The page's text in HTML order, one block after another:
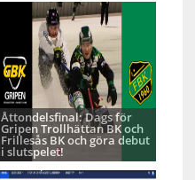
Åttondelsfinal: Dags för
Gripen Trollhättan BK och
Frillesås BK och göra debut
i slutspelet!